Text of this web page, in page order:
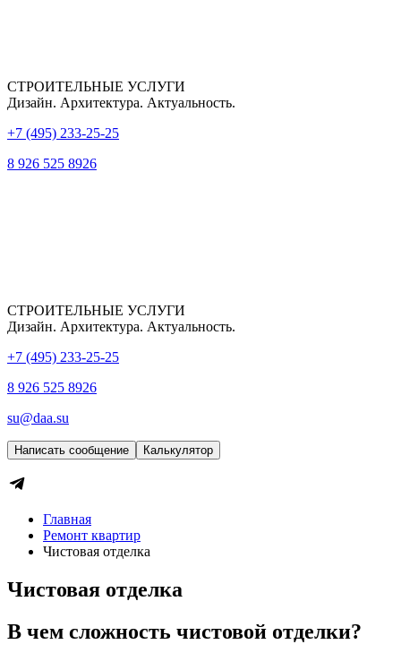
CТРОИТЕЛЬНЫЕ УСЛУГИ
Дизайн. Архитектура. Актуальность.
+7 (495) 233-25-25
8 926 525 8926
СТРОИТЕЛЬНЫЕ УСЛУГИ
Дизайн. Архитектура. Актуальность.
+7 (495) 233-25-25
8 926 525 8926
su@daa.su
Написать сообщение Калькулятор
Главная
Ремонт квартир
Чистовая отделка
Чистовая отделка
В чем сложность чистовой отделки?